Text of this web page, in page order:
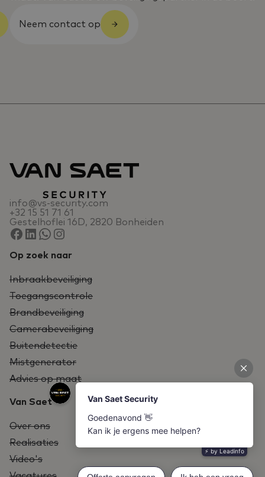
Neem contact op
info@vs-security.com
+32 15 51 71 61
Gestelhoflei 16D, 2820 Bonheiden
Op zoek naar
Inbraakbeveiliging
Toegangscontrole
Brandbeveiliging
Camerabeveiliging
Buitendetectie
Mistgenerator
Advies op maat
Van Saet
Over ons
Realisaties
Video's